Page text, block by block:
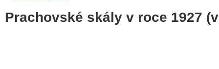
Prachovské skály v roce 1927